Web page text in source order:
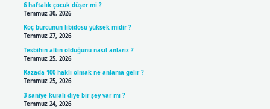
6 haftalık çocuk düşer mi ?
Temmuz 30, 2026
Koç burcunun libidosu yüksek midir ?
Temmuz 27, 2026
Tesbihin altın olduğunu nasıl anlarız ?
Temmuz 25, 2026
Kazada 100 haklı olmak ne anlama gelir ?
Temmuz 25, 2026
3 saniye kuralı diye bir şey var mı ?
Temmuz 24, 2026